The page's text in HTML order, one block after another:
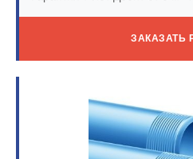
ЗАКАЗАТЬ